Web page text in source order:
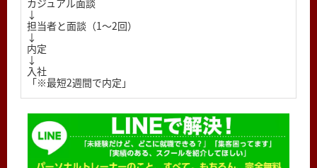
カジュアル面談
↓
担当者と面談（1〜2回）
↓
内定
↓
入社
「※最短2週間で内定」